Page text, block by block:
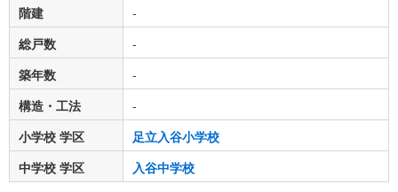
階建
-
総戸数
-
築年数
-
構造・工法
-
小学校 学区
足立入谷小学校
中学校 学区
入谷中学校